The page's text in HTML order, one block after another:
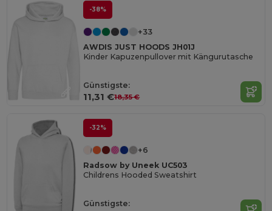
-38%
+33
AWDIS JUST HOODS JH01J
Kinder Kapuzenpullover mit Kängurutasche
Günstigste:
11,31 €18,35 €
-32%
+6
Radsow by Uneek UC503
Childrens Hooded Sweatshirt
Günstigste: